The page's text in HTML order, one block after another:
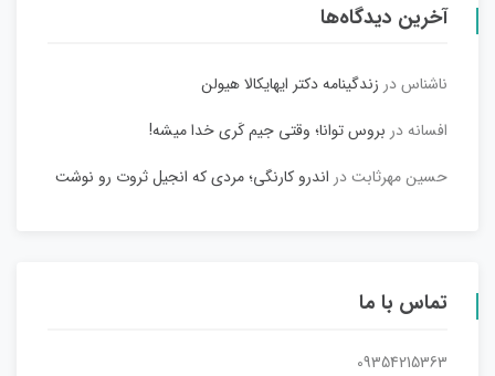
آخرین دیدگاه‌ها
ناشناسدر زندگینامه دکتر ایهایکالا هیولن
افسانه در بروس توانا؛ وقتی جیم کَری خدا میشه!
حسین مهرثابتدر اندرو کارنگی؛ مردی که انجیل ثروت رو نوشت
تماس با ما
09354215363